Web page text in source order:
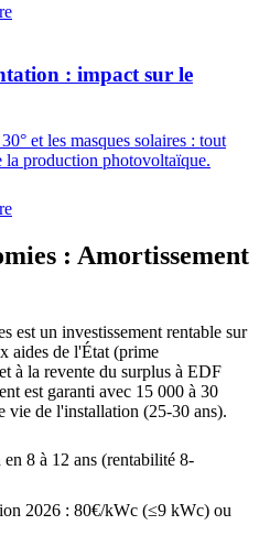
: impact sur le
et les masques solaires : tout
la production photovoltaïque.
: Amortissement
est un investissement rentable sur
aides de l'État (prime
à la revente du surplus à EDF
est garanti avec 15 000 à 30
vie de l'installation (25-30 ans).
8 à 12 ans (rentabilité 8-
2026 : 80€/kWc (≤9 kWc) ou